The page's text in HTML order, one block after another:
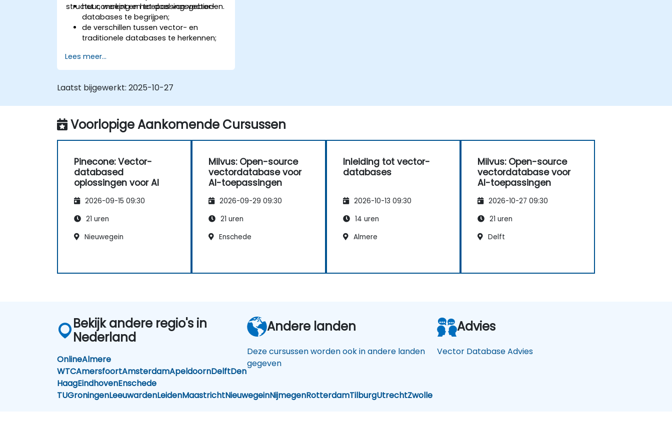
structuur, werking en toepassingsgebieden.
het concept en het doel van vector-
databases te begrijpen;
de verschillen tussen vector- en
traditionele databases te herkennen;
en beheren van vectorgegevens te
leren;
vergelijkingszoekopdrachten uit te
toepassingen te waarderen.
Lees meer...
Laatst bijgewerkt: 2025-10-27
Voorlopige Aankomende Cursussen
Pinecone: Vector-
databased
oplossingen voor AI
2026-09-15 09:30
21 uren
Nieuwegein
Milvus: Open-source
vectordatabase voor
AI-toepassingen
2026-09-29 09:30
21 uren
Enschede
Inleiding tot vector-
databases
2026-10-13 09:30
14 uren
Almere
Milvus: Open-source
vectordatabase voor
AI-toepassingen
2026-10-27 09:30
21 uren
Delft
Bekijk andere regio's in
Nederland
OnlineAlmere
WTCAmersfoortAmsterdamApeldoornDelftDen
HaagEindhovenEnschede
TUGroningenLeeuwardenLeidenMaastrichtNieuwegeinNijmegenRotterdamTilburgUtrechtZwolle
Andere landen
Deze cursussen worden ook in andere landen
gegeven
Advies
Vector Database Advies